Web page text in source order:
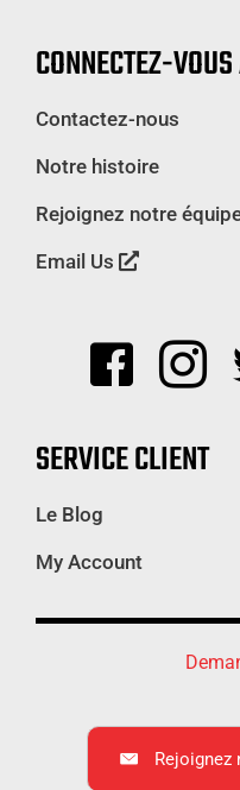
CONNECTEZ-
Contactez-nous
Notre histoire
Rejoignez notre
Email Us
SERVICE CLIENT
Le Blog
My Account